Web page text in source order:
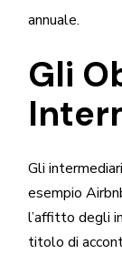
annuale.
Gli
Gli
esempio
l’affitto degli
titolo di